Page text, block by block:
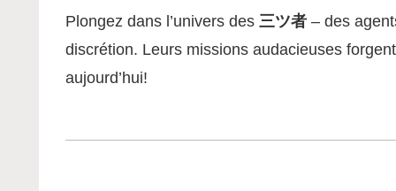
Plongez dans l’univers des 三ツ者 – des
discrétion. Leurs missions audacieuses
aujourd’hui!